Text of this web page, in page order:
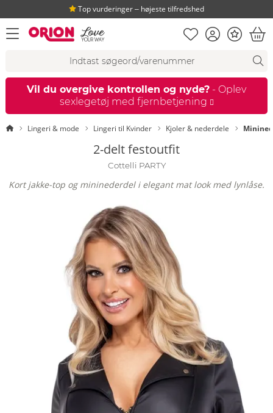
Top vurderinger ‒ højeste tilfredshed
åbn menu Huskeseddel
Kundekonto
Bonus
Vil du overgive kontrollen og nyde? - Oplev
sexlegetøj med fjernbetjening
StartsideLingeri & mode Lingeri til Kvinder Kjoler & nederdele
2-delt festoutfit
Cottelli PARTY
Kort jakke-top og mininederdel i elegant mat look med lynlåse.